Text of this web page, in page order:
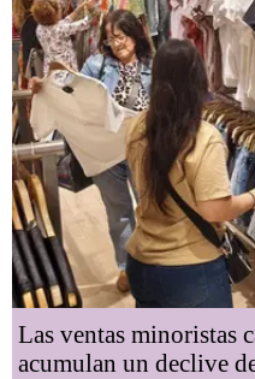
Las ventas minoristas
acumulan un declive